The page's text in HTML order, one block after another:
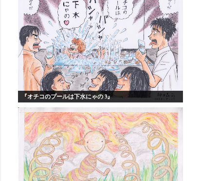
『オチコのプールは下水にゃの 3』